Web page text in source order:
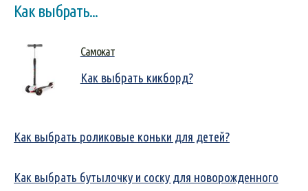
Как выбрать...
Самокат
Как выбрать кикборд?
Как выбрать роликовые коньки для детей?
Как выбрать бутылочку и соску для новорожденного